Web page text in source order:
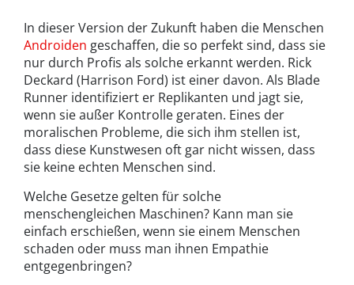
In dieser Version der Zukunft haben die Menschen
Androiden geschaffen, die so perfekt sind, dass sie
nur durch Profis als solche erkannt werden. Rick
Deckard (Harrison Ford) ist einer davon. Als Blade
Runner identifiziert er Replikanten und jagt sie,
wenn sie außer Kontrolle geraten. Eines der
moralischen Probleme, die sich ihm stellen ist,
dass diese Kunstwesen oft gar nicht wissen, dass
sie keine echten Menschen sind.
Welche Gesetze gelten für solche
menschengleichen Maschinen? Kann man sie
einfach erschießen, wenn sie einem Menschen
schaden oder muss man ihnen Empathie
entgegenbringen?